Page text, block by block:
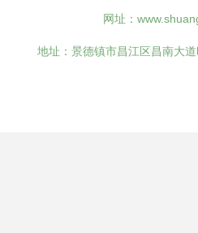
网址：
地址：景德镇市昌江区昌南大